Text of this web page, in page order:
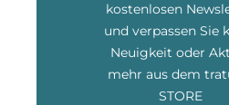
kostenlosen
und verpassen Sie
Neuigkeit oder
mehr aus dem
STORE